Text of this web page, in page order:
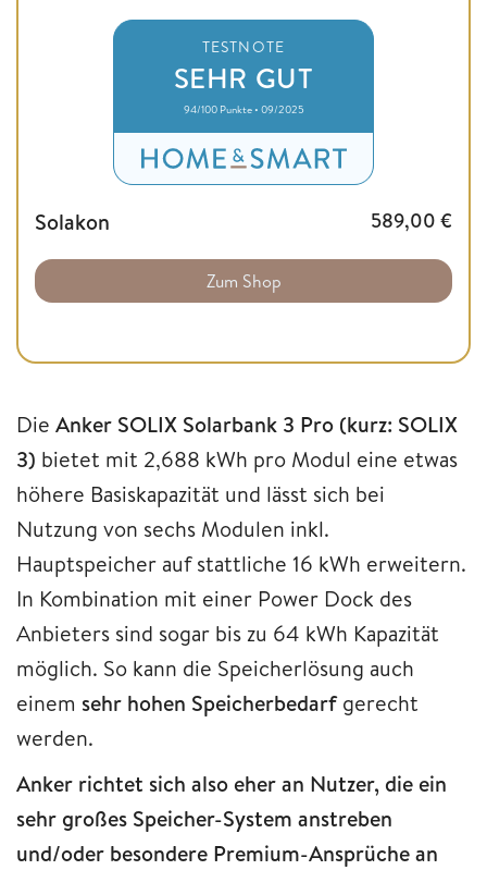
TESTNOTE
SEHR GUT
94/100 Punkte • 09/2025
Solakon 589,00 €
Zum Shop
Die Anker SOLIX Solarbank 3 Pro (kurz: SOLIX
3) bietet mit 2,688 kWh pro Modul eine etwas
höhere Basiskapazität und lässt sich bei
Nutzung von sechs Modulen inkl.
Hauptspeicher auf stattliche 16 kWh erweitern.
In Kombination mit einer Power Dock des
Anbieters sind sogar bis zu 64 kWh Kapazität
möglich. So kann die Speicherlösung auch
einem sehr hohen Speicherbedarfgerecht
werden.
Anker richtet sich also eher an Nutzer, die ein
sehr großes Speicher-System anstreben
und/oder besondere Premium-Ansprüche an